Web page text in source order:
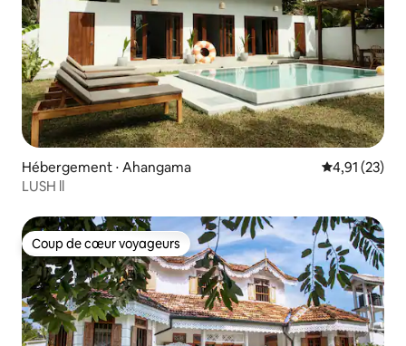
Hébergement ⋅ Ahangama Évaluation
4,91 (23)
LUSH ll
Coup de cœur voyageurs
Coup de cœur voyageurs